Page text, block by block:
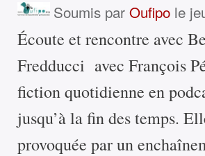
Soumis par Oufipole
Écoute et rencontre avec
Fredducci avec François
fiction quotidienne en
jusqu’à la fin des temps.
provoquée par un